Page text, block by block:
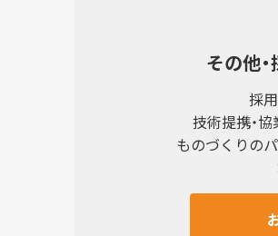
ご承諾なく個人情報の第三者提供は行い
情報の取り扱いの全部または一部を委
結し、委託先に対する必要かつ適切な監
その他
採
技術提携・
ものづくりの